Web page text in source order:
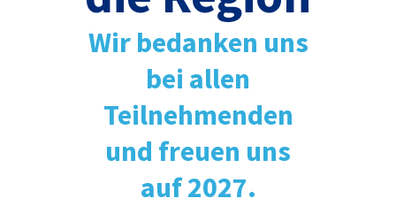
Wir bedanken uns
bei allen
Teilnehmenden
und freuen uns
auf 2027.